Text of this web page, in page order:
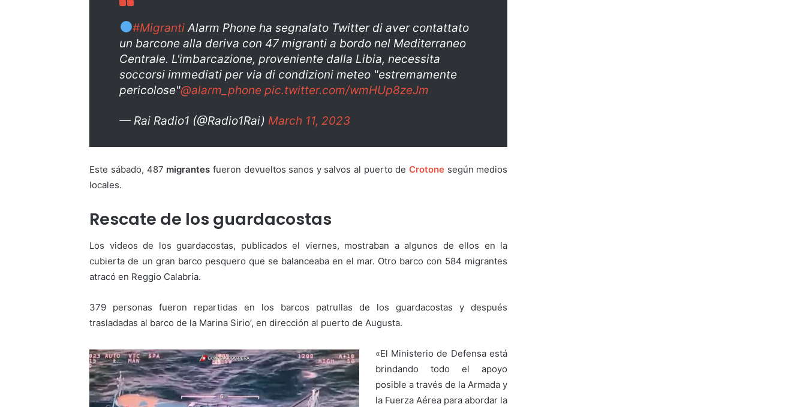
#Migranti Alarm Phone ha segnalato Twitter di aver contattato
un barcone alla deriva con 47 migranti a bordo nel Mediterraneo
Centrale. L'imbarcazione, proveniente dalla Libia, necessita
soccorsi immediati per via di condizioni meteo "estremamente
pericolose"@alarm_phone pic.twitter.com/wmHUp8zeJm
— Rai Radio1 (@Radio1Rai) March 11, 2023
Este sábado, 487 migrantes fueron devueltos sanos y salvos al puerto de Crotonesegún medios
locales.
Rescate de los guardacostas
Los videos de los guardacostas, publicados el viernes, mostraban a algunos de ellos en la
cubierta de un gran barco pesquero que se balanceaba en el mar. Otro barco con 584 migrantes
atracó en Reggio Calabria.
379 personas fueron repartidas en los barcos patrullas de los guardacostas y después
trasladadas al barco de la Marina Sirio’, en dirección al puerto de Augusta.
«El Ministerio de Defensa está
brindando todo el apoyo
posible a través de la Armada y
la Fuerza Aérea para abordar la